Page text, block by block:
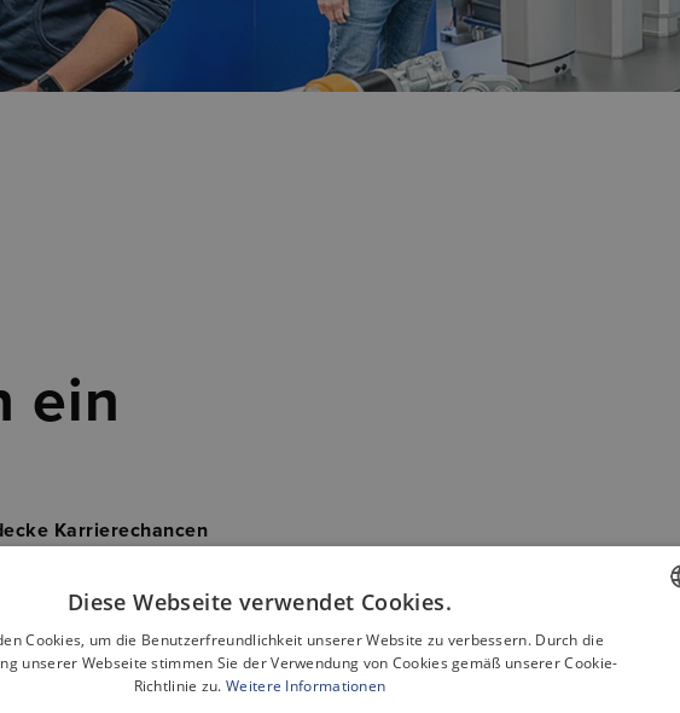
ein
Karrierechancen
und neugierige Menschen, die bereit sind, täglich zu wachsen und
Teil eines inspirierenden Umfelds sein möchtest, in dem Ideen zählen
richtig.
Möglichkeiten – von Design und Innovation bis hin zu Betrieb und
Diese Webseite verwendet Cookies.
Cookies, um die Benutzerfreundlichkeit unserer Website zu verbessern. Durch die
unserer Webseite stimmen Sie der Verwendung von Cookies gemäß unserer Cookie-
Richtlinie zu. Weitere Informationen